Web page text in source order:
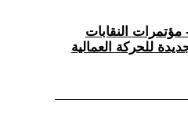
مؤتمرات النقابات
للحركة العمالية